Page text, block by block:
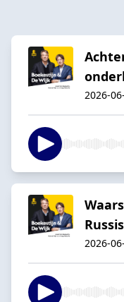
2026-
2026-